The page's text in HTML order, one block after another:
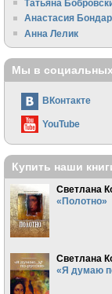
Татьяна
Анастасия
Анна Лелик
Мы в социальных
ВКонтакте
YouTube
Купить наши
Светлана
«Полотно»
Светлана
«Я думаю